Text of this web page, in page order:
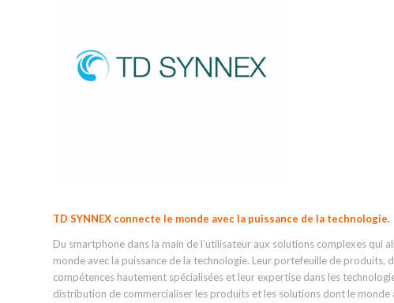
TD SYNNEX connecte le monde avec la puissance de la technologie.
Du smartphone dans la main de l’utilisateur aux solutions complexes qui
monde avec la puissance de la technologie. Leur portefeuille de produits,
compétences hautement spécialisées et leur expertise dans les
distribution de commercialiser les produits et les solutions dont le